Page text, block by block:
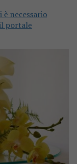
necessario
portale